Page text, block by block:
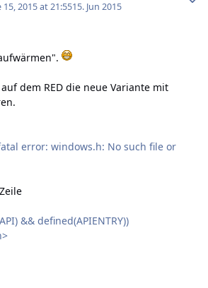
15, 2015 at 21:5515. Jun 2015
dem RED die neue Variante mit
error: windows.h: No such file or
&& defined(APIENTRY))